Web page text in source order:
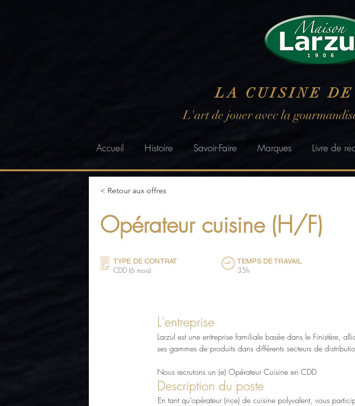
LA CUISINE
L'art de jouer avec la
Accueil Histoire Savoir-Faire Marques Livre de
< Retour aux offres
Opérateur cuisine (H/F)
TYPE DE CONTRAT
CDD (6 mois)
TEMPS DE TRAVAIL
35h
L'entreprise
Larzul est une entreprise familiale basée dans le Finistère,
ses gammes de produits dans différents secteurs de
Nous recrutons un (e) Opérateur Cuisine en CDD
Description du poste
En tant qu’opérateur (rice) de cuisine polyvalent, vous